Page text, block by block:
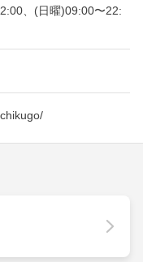
、(日曜)09:00〜22: